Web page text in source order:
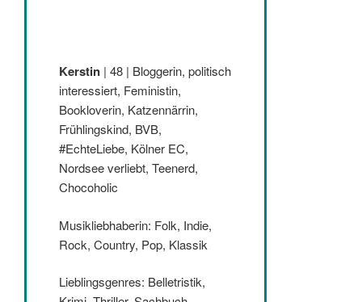
Kerstin | 48 | Bloggerin, politisch
interessiert, Feministin,
Bookloverin, Katzennärrin,
Frühlingskind, BVB,
#EchteLiebe, Kölner EC,
Nordsee verliebt, Teenerd,
Chocoholic
Musikliebhaberin: Folk, Indie,
Rock, Country, Pop, Klassik
Lieblingsgenres: Belletristik,